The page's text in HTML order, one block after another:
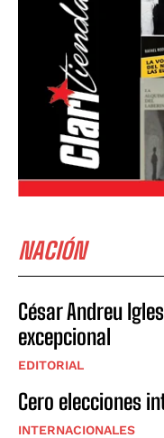
NACIÓN
César Andreu
excepcional
EDITORIAL
Cero elecciones
INTERNACIONALES